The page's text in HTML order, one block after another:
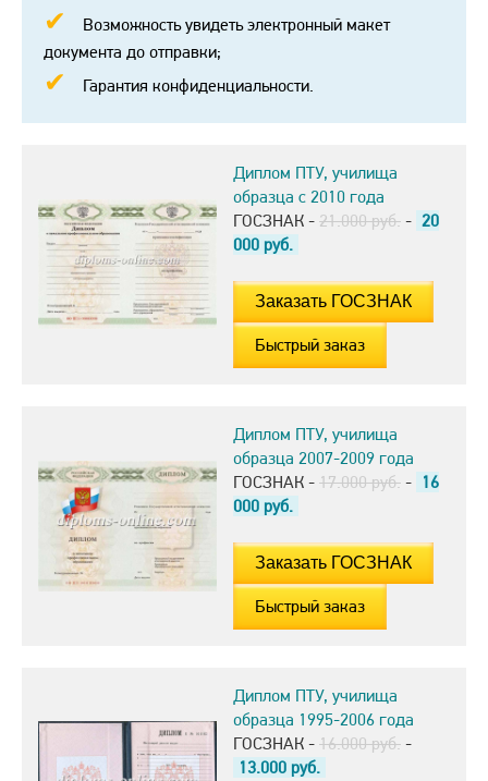
Возможность увидеть электронный макет
документа до отправки;
Гарантия конфиденциальности.
Диплом ПТУ, училища
образца с 2010 года
ГОСЗНАК - 21.000 руб. - 20
000 руб.
Быстрый заказ
Диплом ПТУ, училища
образца 2007-2009 года
ГОСЗНАК - 17.000 руб. - 16
000 руб.
Быстрый заказ
Диплом ПТУ, училища
образца 1995-2006 года
ГОСЗНАК - 16.000 руб. -
13.000 руб.